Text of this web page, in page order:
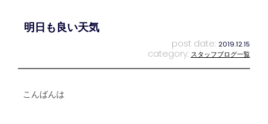
明日も良い天気
post date: 2019.12.15
category: スタッフブログ一覧
こんばんは